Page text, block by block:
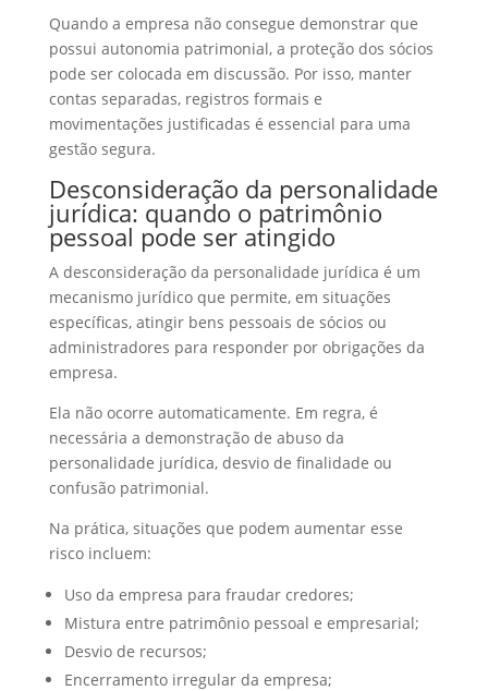
Quando a empresa não consegue demonstrar que
possui autonomia patrimonial, a proteção dos sócios
pode ser colocada em discussão. Por isso, manter
contas separadas, registros formais e
movimentações justificadas é essencial para uma
gestão segura.
Desconsideração da personalidade
jurídica: quando o patrimônio
pessoal pode ser atingido
A desconsideração da personalidade jurídica é um
mecanismo jurídico que permite, em situações
específicas, atingir bens pessoais de sócios ou
administradores para responder por obrigações da
empresa.
Ela não ocorre automaticamente. Em regra, é
necessária a demonstração de abuso da
personalidade jurídica, desvio de finalidade ou
confusão patrimonial.
Na prática, situações que podem aumentar esse
risco incluem:
Uso da empresa para fraudar credores;
Mistura entre patrimônio pessoal e empresarial;
Desvio de recursos;
Encerramento irregular da empresa;